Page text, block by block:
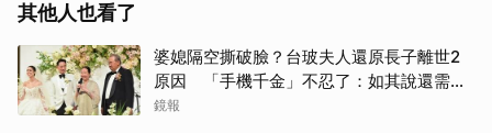
其他人也看了
婆媳隔空撕破臉？台玻夫人還原長子離世2
原因 「手機千金」不忍了：如其說還需要
離開嗎？
鏡報